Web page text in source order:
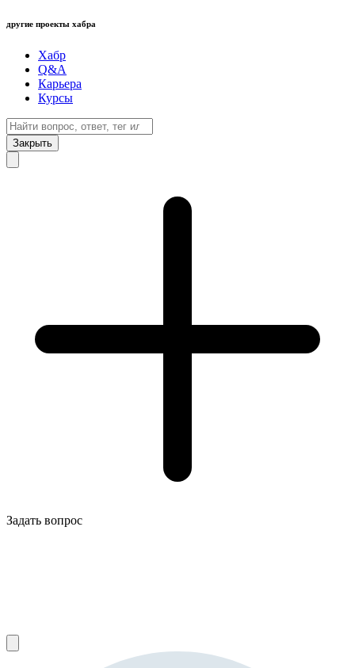
другие проекты хабра
Хабр
Q&A
Карьера
Курсы
Закрыть
Задать вопрос